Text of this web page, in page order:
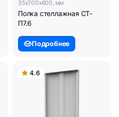
35x700x600, мм
Полка стеллажная СТ-
П7.6
Подробнее
4.6